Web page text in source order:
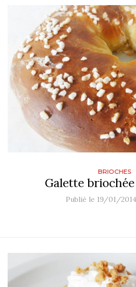
BRIOCHES
Galette
Publié le 19/01/2014